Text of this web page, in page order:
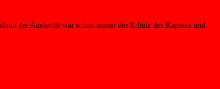
der Austerität war schon immer der Schutz des Kapitals und